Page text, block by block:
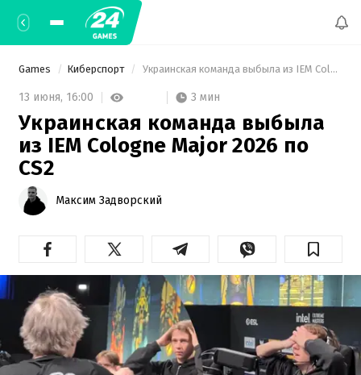
Games Киберспорт Украинская команда выбыла из IEM Cologne Major 2026 по CS2
13 июня, 16:00 3 мин
Украинская команда выбыла
из IEM Cologne Major 2026 по
CS2
Максим Задворский